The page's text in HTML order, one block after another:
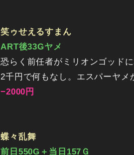
笑ゥせえるすまん
ART後33Gヤメ
恐らく前任者がミリオンゴッド
2千円で何もなし。エスパーヤメ
−2000円
蝶々乱舞
前日550G＋当日157Ｇ